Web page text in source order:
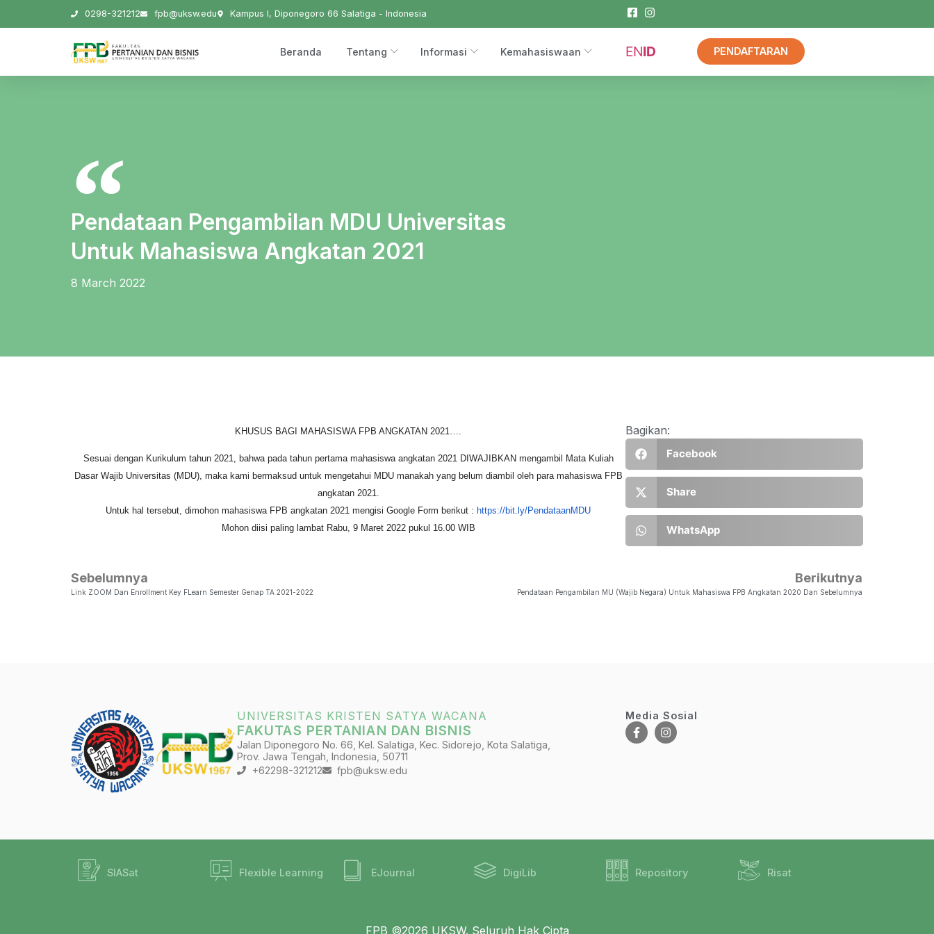
0298-321212 fpb@uksw.edu Kampus I, Diponegoro 66 Salatiga - Indonesia
Beranda Tentang Informasi Kemahasiswaan ENID PENDAFTARAN
Pendataan Pengambilan MDU Universitas
Untuk Mahasiswa Angkatan 2021
8 March 2022
KHUSUS BAGI MAHASISWA FPB ANGKATAN 2021….
Sesuai dengan Kurikulum tahun 2021, bahwa pada tahun pertama mahasiswa angkatan 2021 DIWAJIBKAN mengambil Mata Kuliah
Dasar Wajib Universitas (MDU), maka kami bermaksud untuk mengetahui MDU manakah yang belum diambil oleh para mahasiswa FPB
angkatan 2021.
Untuk hal tersebut, dimohon mahasiswa FPB angkatan 2021 mengisi Google Form berikut : https://bit.ly/PendataanMDU
Mohon diisi paling lambat Rabu, 9 Maret 2022 pukul 16.00 WIB
Bagikan:
Facebook
Share
WhatsApp
Sebelumnya
Link ZOOM Dan Enrollment Key FLearn Semester Genap TA 2021-2022
Berikutnya
Pendataan Pengambilan MU (Wajib Negara) Untuk Mahasiswa FPB Angkatan 2020 Dan Sebelumnya
UNIVERSITAS KRISTEN SATYA WACANA
FAKUTAS PERTANIAN DAN BISNIS
Jalan Diponegoro No. 66, Kel. Salatiga, Kec. Sidorejo, Kota Salatiga,
Prov. Jawa Tengah, Indonesia, 50711
+62298-321212
fpb@uksw.edu
Media Sosial
SIASat Flexible Learning EJournal DigiLib Repository Risat
FPB ©2026 UKSW. Seluruh Hak Cipta